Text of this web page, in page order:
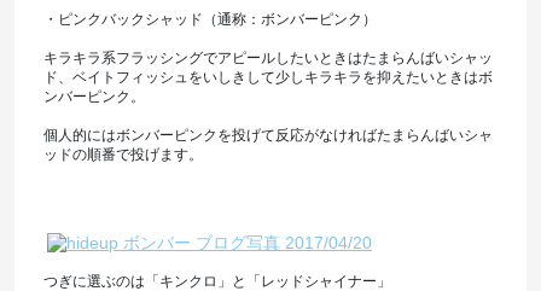
・ピンクバックシャッド（通称：ボンバーピンク）
キラキラ系フラッシングでアピールしたいときはたまらんばいシャッ
ド、ベイトフィッシュをいしきして少しキラキラを抑えたいときはボ
ンバーピンク。
個人的にはボンバーピンクを投げて反応がなければたまらんばいシャ
ッドの順番で投げます。
つぎに選ぶのは「キンクロ」と「レッドシャイナー」